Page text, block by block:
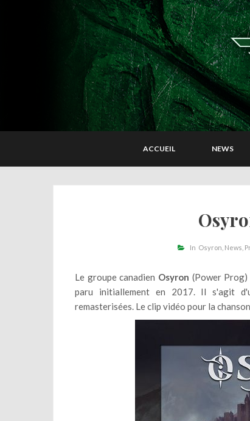
ACCUEIL NEWS
In Osyron News
Le groupe canadien Osyron (Power
paru initiallement en 2017. Il s'agit
remasterisées. Le clip vidéo pour la chanson